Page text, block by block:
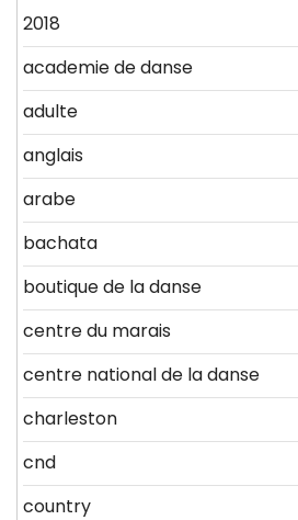
2018
academie de danse
adulte
anglais
arabe
bachata
boutique de la danse
centre du marais
centre national de la danse
charleston
cnd
country